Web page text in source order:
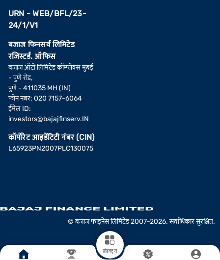
प्रोडक्ट्स
URN - WEB/BFL/23-
24/1/V1
बजाज फिनसर्व लिमिटेड
रजिस्टर्ड. ऑफिस
बजाज ऑटो लिमिटेड कॉम्प्लेक्स मुंबई
- पुणे रोड,
पुणे - 411035 MH (IN)
फोन नंबर: 020 7157-6064
ईमेल ID:
investors@bajajfinserv.IN
कॉर्पोरेट आइडेंटिटी नंबर (CIN)
L65923PN2007PLC130075
© बजाज फाइनेंस लिमिटेड 2007-2026. सर्वाधिकार सुरक्षित.